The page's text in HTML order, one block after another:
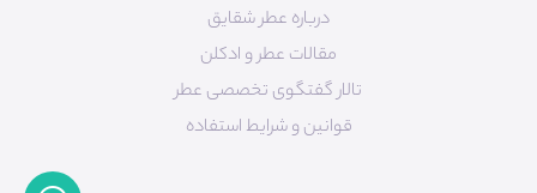
درباره عطر شقایق
مقالات عطر و ادکلن
تالار گفتگوی تخصصی عطر
قوانین و شرایط استفاده